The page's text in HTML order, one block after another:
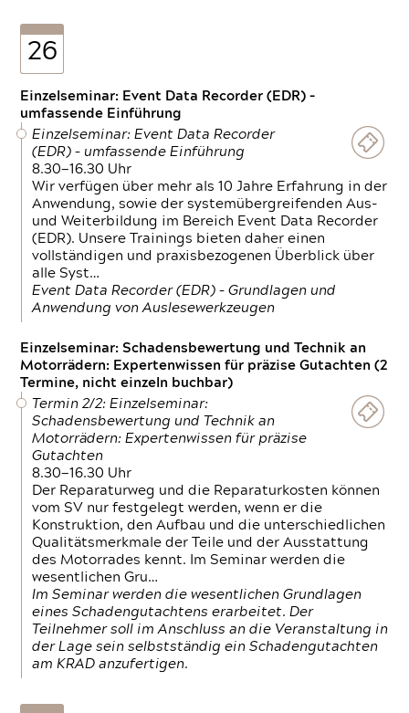
26
Einzelseminar: Event Data Recorder (EDR) –
umfassende Einführung
Einzelseminar: Event Data Recorder
(EDR) – umfassende Einführung
8.30—16.30 Uhr
Wir verfügen über mehr als 10 Jahre Erfahrung in der
Anwendung, sowie der systemübergreifenden Aus-
und Weiterbildung im Bereich Event Data Recorder
(EDR). Unsere Trainings bieten daher einen
vollständigen und praxisbezogenen Überblick über
alle Syst…
Event Data Recorder (EDR) – Grundlagen und
Anwendung von Auslesewerkzeugen
Einzelseminar: Schadensbewertung und Technik an
Motorrädern: Expertenwissen für präzise Gutachten (2
Termine, nicht einzeln buchbar)
Termin 2/2: Einzelseminar:
Schadensbewertung und Technik an
Motorrädern: Expertenwissen für präzise
Gutachten
8.30—16.30 Uhr
Der Reparaturweg und die Reparaturkosten können
vom SV nur festgelegt werden, wenn er die
Konstruktion, den Aufbau und die unterschiedlichen
Qualitätsmerkmale der Teile und der Ausstattung
des Motorrades kennt. Im Seminar werden die
wesentlichen Gru…
Im Seminar werden die wesentlichen Grundlagen
eines Schadengutachtens erarbeitet. Der
Teilnehmer soll im Anschluss an die Veranstaltung in
der Lage sein selbstständig ein Schadengutachten
am KRAD anzufertigen.